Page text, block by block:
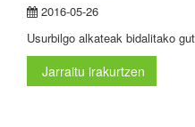
2016-05-26
Usurbilgo alkateak bidalitako
Jarraitu irakurtzen